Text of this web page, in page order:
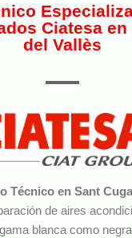
Ciatesa en
del Vallès
Técnico en Sant
de aires
blanca como